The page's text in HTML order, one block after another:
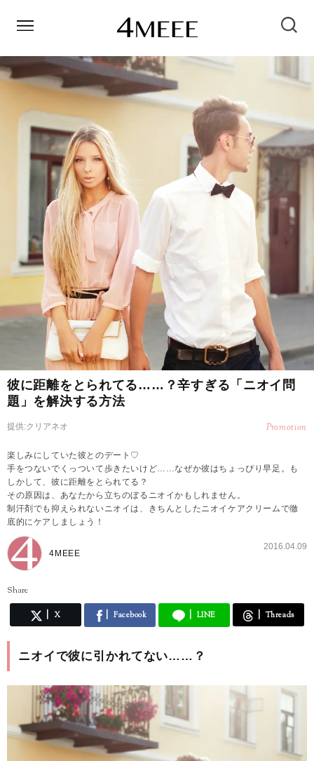
彼に距離をとられてる……？辛すぎる「ニオイ問
題」を解決する方法
提供:クリアネオ Promotion
楽しみにしていた彼とのデート♡
手をつないでくっついて歩きたいけど……なぜか彼はちょっぴり早足。も
しかして、彼に距離をとられてる？
その原因は、あなたから立ちのぼるニオイかもしれません。
制汗剤でも抑えられないニオイは、きちんとしたニオイケアクリームで徹
底的にケアしましょう！
4MEEE
2016.04.09
Share
X Facebook LINE Threads
ニオイで彼に引かれてない……？